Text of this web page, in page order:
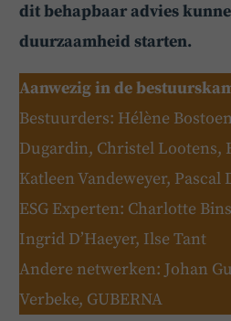
dit behapbaar advies
duurzaamheid starten.
Aanwezig in de
Bestuurders: Hélène
Dugardin, Christel Lootens,
Katleen Vandeweyer, Pascal
ESG Experten: Charlotte
Ingrid D’Haeyer, Ilse Tant
Andere netwerken: Johan
Verbeke, GUBERNA